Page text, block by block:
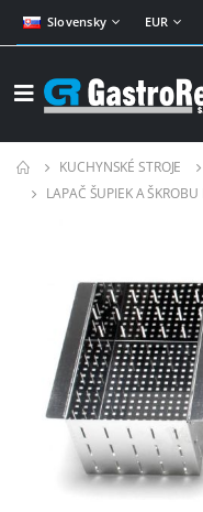
Slovensky EUR
KUCHYNSKÉ STROJE
LAPAČ ŠUPIEK A ŠKROBU